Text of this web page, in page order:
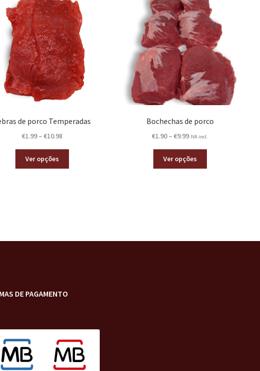
de porco Temperadas
€1.99– €10.98
Ver opções
Bochechas de porco
€1.90– €9.99 IVA incl.
Ver opções
DE PAGAMENTO